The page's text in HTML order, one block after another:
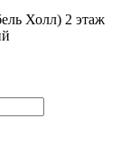
Холл) 2 этаж